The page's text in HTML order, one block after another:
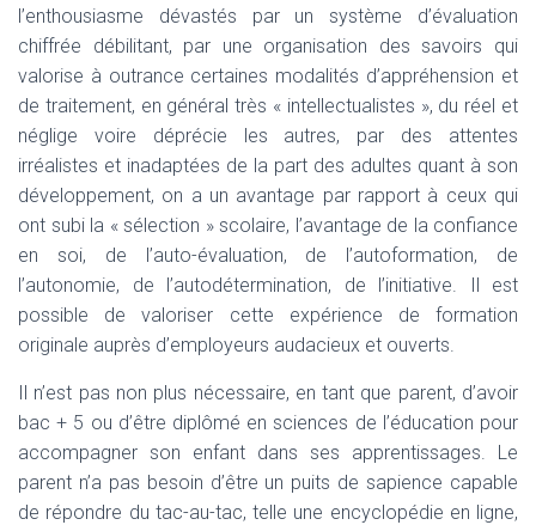
l’enthousiasme dévastés par un système d’évaluation
chiffrée débilitant, par une organisation des savoirs qui
valorise à outrance certaines modalités d’appréhension et
de traitement, en général très « intellectualistes », du réel et
néglige voire déprécie les autres, par des attentes
irréalistes et inadaptées de la part des adultes quant à son
développement, on a un avantage par rapport à ceux qui
ont subi la « sélection » scolaire, l’avantage de la confiance
en soi, de l’auto-évaluation, de l’autoformation, de
l’autonomie, de l’autodétermination, de l’initiative. Il est
possible de valoriser cette expérience de formation
originale auprès d’employeurs audacieux et ouverts.
Il n’est pas non plus nécessaire, en tant que parent, d’avoir
bac + 5 ou d’être diplômé en sciences de l’éducation pour
accompagner son enfant dans ses apprentissages. Le
parent n’a pas besoin d’être un puits de sapience capable
de répondre du tac-au-tac, telle une encyclopédie en ligne,